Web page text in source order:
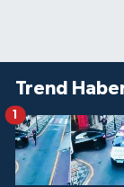
Trend
1